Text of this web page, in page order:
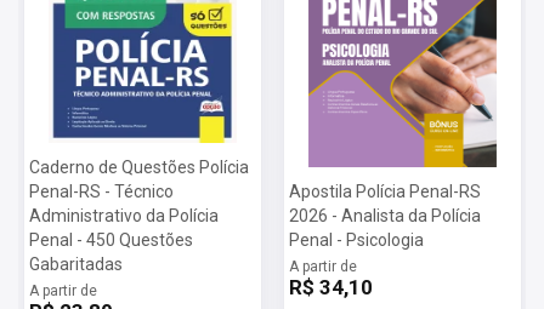
Caderno de Questões Polícia
Penal-RS - Técnico
Administrativo da Polícia
Penal - 450 Questões
Gabaritadas
A partir de
Apostila Polícia Penal-RS
2026 - Analista da Polícia
Penal - Psicologia
A partir de
R$ 34,10